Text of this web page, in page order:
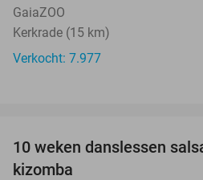
GaiaZOO
Kerkrade (15 km)
Verkocht: 7.977
10 weken danslessen
kizomba